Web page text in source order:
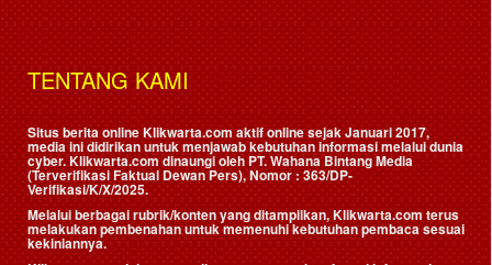
TENTANG KAMI
Situs berita online Klikwarta.com aktif online sejak Januari 2017,
media ini didirikan untuk menjawab kebutuhan informasi melalui dunia
cyber. Klikwarta.com dinaungi oleh PT. Wahana Bintang Media
(Terverifikasi Faktual Dewan Pers), Nomor : 363/DP-
Verifikasi/K/X/2025.
Melalui berbagai rubrik/konten yang ditampilkan, Klikwarta.com terus
melakukan pembenahan untuk memenuhi kebutuhan pembaca sesuai
kekiniannya.